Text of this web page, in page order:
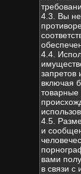
4.3. Вы не
4.4.
включая
товарные
4.5.
и
вами
в связи с